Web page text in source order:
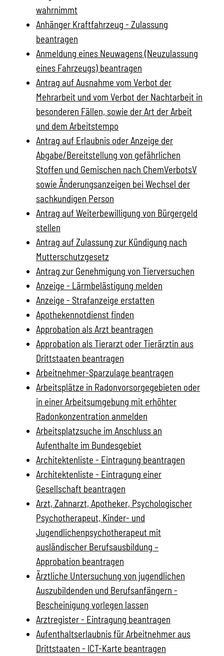
wahrnimmt
Anhänger Kraftfahrzeug - Zulassung
beantragen
Anmeldung eines Neuwagens (Neuzulassung
eines Fahrzeugs) beantragen
Antrag auf Ausnahme vom Verbot der
Mehrarbeit und vom Verbot der Nachtarbeit in
besonderen Fällen, sowie der Art der Arbeit
und dem Arbeitstempo
Antrag auf Erlaubnis oder Anzeige der
Abgabe/Bereitstellung von gefährlichen
Stoffen und Gemischen nach ChemVerbotsV
sowie Änderungsanzeigen bei Wechsel der
sachkundigen Person
Antrag auf Weiterbewilligung von Bürgergeld
stellen
Antrag auf Zulassung zur Kündigung nach
Mutterschutzgesetz
Antrag zur Genehmigung von Tierversuchen
Anzeige - Lärmbelästigung melden
Anzeige - Strafanzeige erstatten
Apothekennotdienst finden
Approbation als Arzt beantragen
Approbation als Tierarzt oder Tierärztin aus
Drittstaaten beantragen
Arbeitnehmer-Sparzulage beantragen
Arbeitsplätze in Radonvorsorgegebieten oder
in einer Arbeitsumgebung mit erhöhter
Radonkonzentration anmelden
Arbeitsplatzsuche im Anschluss an
Aufenthalte im Bundesgebiet
Architektenliste - Eintragung beantragen
Architektenliste - Eintragung einer
Gesellschaft beantragen
Arzt, Zahnarzt, Apotheker, Psychologischer
Psychotherapeut, Kinder- und
Jugendlichenpsychotherapeut mit
ausländischer Berufsausbildung –
Approbation beantragen
Ärztliche Untersuchung von jugendlichen
Auszubildenden und Berufsanfängern -
Bescheinigung vorlegen lassen
Arztregister - Eintragung beantragen
Aufenthaltserlaubnis für Arbeitnehmer aus
Drittstaaten - ICT-Karte beantragen